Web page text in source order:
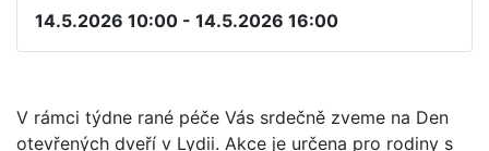
14.5.2026 10:00 - 14.5.2026 16:00
V rámci týdne rané péče Vás srdečně zveme na Den
otevřených dveří v Lydii. Akce je určena pro rodiny s